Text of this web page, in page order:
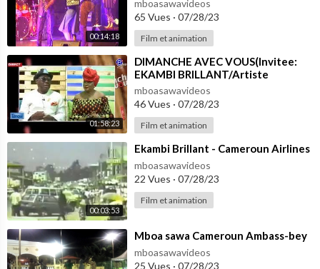
00:14:18
mboasawavideos
65 Vues · 07/28/23
Film et animation
01:58:23
⁣DIMANCHE AVEC VOUS(Invitee:
EKAMBI BRILLANT/Artiste
Musicien) du 24 /11/2019
EQUINOXE TV
mboasawavideos
46 Vues · 07/28/23
Film et animation
00:03:53
⁣Ekambi Brillant - Cameroun Airlines
mboasawavideos
22 Vues · 07/28/23
Film et animation
⁣Mboa sawa Cameroun Ambass-bey
mboasawavideos
25 Vues · 07/28/23